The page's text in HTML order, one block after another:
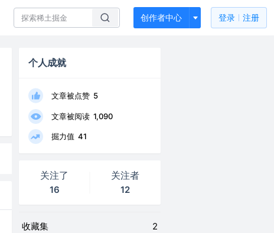
创作者中心 登录 注册
个人成就
文章被点赞 5
文章被阅读 1,090
掘力值 41
关注了
16
关注者
12
收藏集 2